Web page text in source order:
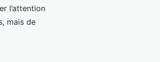
l’attention
mais de